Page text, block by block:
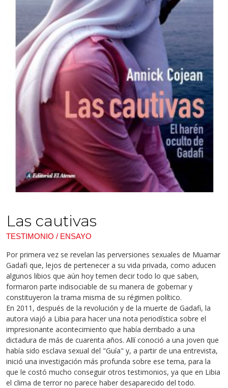
Las cautivas
TESTIMONIO / ENSAYO
Por primera vez se revelan las perversiones sexuales de Muamar
Gadafi que, lejos de pertenecer a su vida privada, como aducen
algunos libios que aún hoy temen decir todo lo que saben,
formaron parte indisociable de su manera de gobernar y
constituyeron la trama misma de su régimen político.
En 2011, después de la revolución y de la muerte de Gadafi, la
autora viajó a Libia para hacer una nota periodística sobre el
impresionante acontecimiento que había derribado a una
dictadura de más de cuarenta años. Allí conoció a una joven que
había sido esclava sexual del "Guía" y, a partir de una entrevista,
inició una investigación más profunda sobre ese tema, para la
que le costó mucho conseguir otros testimonios, ya que en Libia
el clima de terror no parece haber desaparecido del todo.